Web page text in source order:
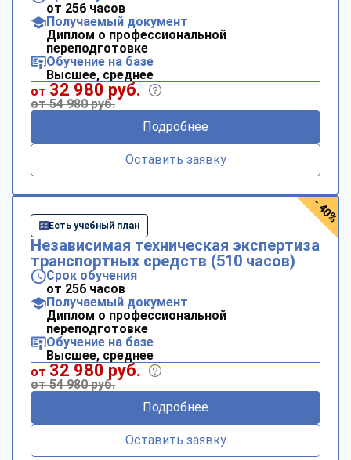
от 256 часов
Получаемый документ
Диплом о профессиональной
переподготовке
Обучение на базе
Высшее, среднее
от 32 980 руб.
от 54 980 руб.
Подробнее
Оставить заявку
Есть учебный план
Независимая техническая экспертиза
транспортных средств (510 часов)
Срок обучения
от 256 часов
Получаемый документ
Диплом о профессиональной
переподготовке
Обучение на базе
Высшее, среднее
от 32 980 руб.
от 54 980 руб.
Подробнее
Оставить заявку
- 40%